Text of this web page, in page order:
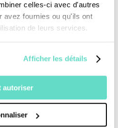
celles-ci avec d'autres
avez fournies ou qu'ils ont
de leurs services.
Afficher les détails
autoriser
France2
un don